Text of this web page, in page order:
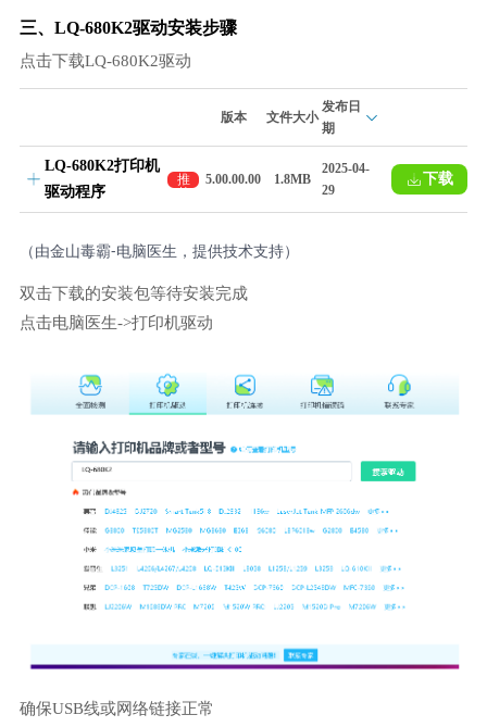
三、LQ-680K2驱动安装步骤
点击下载LQ-680K2驱动
版本 文件大小
发布日
期
LQ-680K2打印机
驱动程序
推
荐
5.00.00.00 1.8MB
2025-04-
29
下载
（由金山毒霸-电脑医生，提供技术支持）
双击下载的安装包等待安装完成
点击电脑医生->打印机驱动
确保USB线或网络链接正常